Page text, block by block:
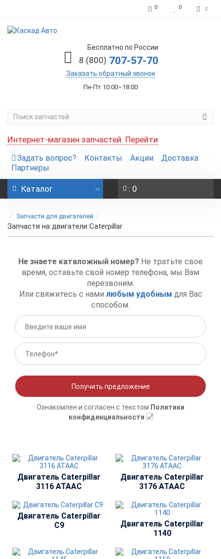
0 0
Бесплатно по России
8 (800) 707-57-70
Заказать обратный звонок
Пн-Пт 10:00–18:00
Интернет-магазин запчастей. Перейти
Задать вопрос? Контакты Акции
Доставка
Партнеры
Каталог : 0
Запчасти для двигателей
Запчасти на двигатели Сaterpillar
Не знаете каталожный номер? Не тратьте свое
время, оставьте свой номер телефона, мы Вам
перезвоним.
Или свяжитесь с нами любым удобным для Вас
способом.
Получить предложение
Ознакомлен и согласен с текстом Политики
конфиденциальности
Двигатель Caterpillar
3116 ATAAC
Двигатель Caterpillar
3176 ATAAC
Двигатель Caterpillar
C9
Двигатель Сaterpillar
1140